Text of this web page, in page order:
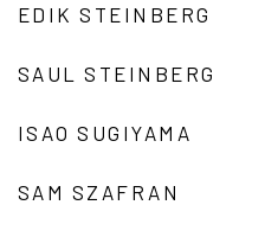
EDIK STEINBERG
SAUL STEINBERG
ISAO SUGIYAMA
SAM SZAFRAN